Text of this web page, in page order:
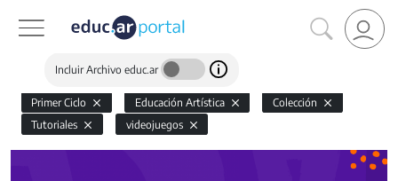
Incluir Archivo educ.ar
Primer Ciclo Educación Artística
Colección
Tutoriales
videojuegos